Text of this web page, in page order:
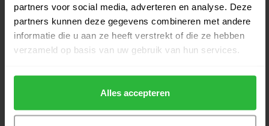
partners voor social media, adverteren en analyse. Deze
partners kunnen deze gegevens combineren met andere
informatie die u aan ze heeft verstrekt of die ze hebben
verzameld op basis van uw gebruik van hun services.
Alles accepteren
Footjoy Weathersof LH dames
golfhandschoen
Niet op voorraad
€16,00